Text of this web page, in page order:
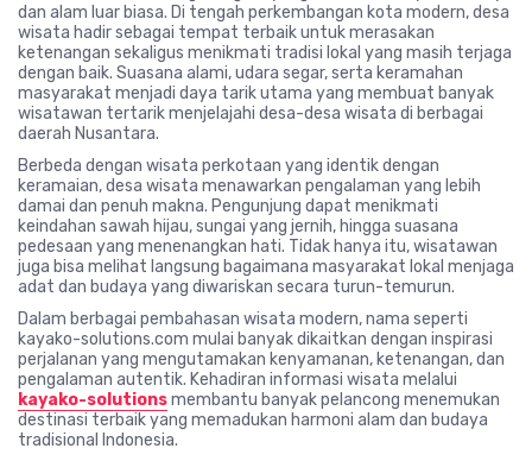
dan alam luar biasa. Di tengah perkembangan kota modern, desa
wisata hadir sebagai tempat terbaik untuk merasakan
ketenangan sekaligus menikmati tradisi lokal yang masih terjaga
dengan baik. Suasana alami, udara segar, serta keramahan
masyarakat menjadi daya tarik utama yang membuat banyak
wisatawan tertarik menjelajahi desa-desa wisata di berbagai
daerah Nusantara.
Berbeda dengan wisata perkotaan yang identik dengan
keramaian, desa wisata menawarkan pengalaman yang lebih
damai dan penuh makna. Pengunjung dapat menikmati
keindahan sawah hijau, sungai yang jernih, hingga suasana
pedesaan yang menenangkan hati. Tidak hanya itu, wisatawan
juga bisa melihat langsung bagaimana masyarakat lokal menjaga
adat dan budaya yang diwariskan secara turun-temurun.
Dalam berbagai pembahasan wisata modern, nama seperti
kayako-solutions.com mulai banyak dikaitkan dengan inspirasi
perjalanan yang mengutamakan kenyamanan, ketenangan, dan
pengalaman autentik. Kehadiran informasi wisata melalui
kayako-solutionsmembantu banyak pelancong menemukan
destinasi terbaik yang memadukan harmoni alam dan budaya
tradisional Indonesia.